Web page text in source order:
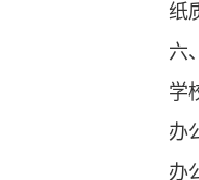
纸
六
学
办
办